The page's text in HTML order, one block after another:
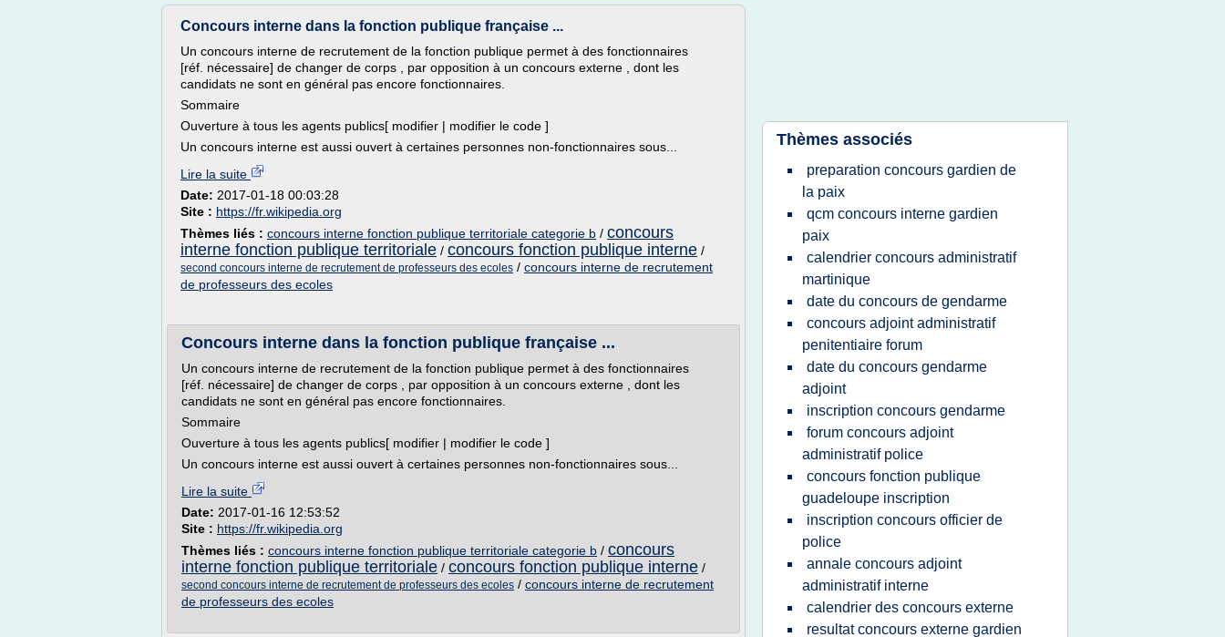
Concours interne dans la fonction publique française ...
Un concours interne de recrutement de la fonction publique permet à des fonctionnaires
[réf. nécessaire] de changer de corps , par opposition à un concours externe , dont les
candidats ne sont en général pas encore fonctionnaires.
Sommaire
Ouverture à tous les agents publics[ modifier | modifier le code ]
Un concours interne est aussi ouvert à certaines personnes non-fonctionnaires sous...
Lire la suite
Date: 2017-01-18 00:03:28
Site : https://fr.wikipedia.org
Thèmes liés : concours interne fonction publique territoriale categorie b / concours
interne fonction publique territoriale / concours fonction publique interne /
second concours interne de recrutement de professeurs des ecoles / concours interne de recrutement
de professeurs des ecoles
Concours interne dans la fonction publique française ...
Un concours interne de recrutement de la fonction publique permet à des fonctionnaires
[réf. nécessaire] de changer de corps , par opposition à un concours externe , dont les
candidats ne sont en général pas encore fonctionnaires.
Sommaire
Ouverture à tous les agents publics[ modifier | modifier le code ]
Un concours interne est aussi ouvert à certaines personnes non-fonctionnaires sous...
Lire la suite
Date: 2017-01-16 12:53:52
Site : https://fr.wikipedia.org
Thèmes liés : concours interne fonction publique territoriale categorie b / concours
interne fonction publique territoriale / concours fonction publique interne /
second concours interne de recrutement de professeurs des ecoles / concours interne de recrutement
de professeurs des ecoles
Thèmes associés
preparation concours gardien de
la paix
qcm concours interne gardien
paix
calendrier concours administratif
martinique
date du concours de gendarme
concours adjoint administratif
penitentiaire forum
date du concours gendarme
adjoint
inscription concours gendarme
forum concours adjoint
administratif police
concours fonction publique
guadeloupe inscription
inscription concours officier de
police
annale concours adjoint
administratif interne
calendrier des concours externe
resultat concours externe gardien